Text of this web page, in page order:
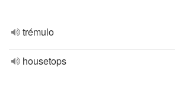
trémulo
housetops